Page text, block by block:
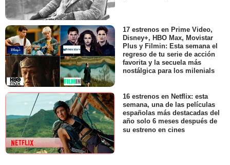
17 estrenos en Prime Video,
Disney+, HBO Max, Movistar
Plus y Filmin: Esta semana el
regreso de tu serie de acción
favorita y la secuela más
nostálgica para los milenials
16 estrenos en Netflix: esta
semana, una de las películas
españolas más destacadas del
año solo 6 meses después de
su estreno en cines